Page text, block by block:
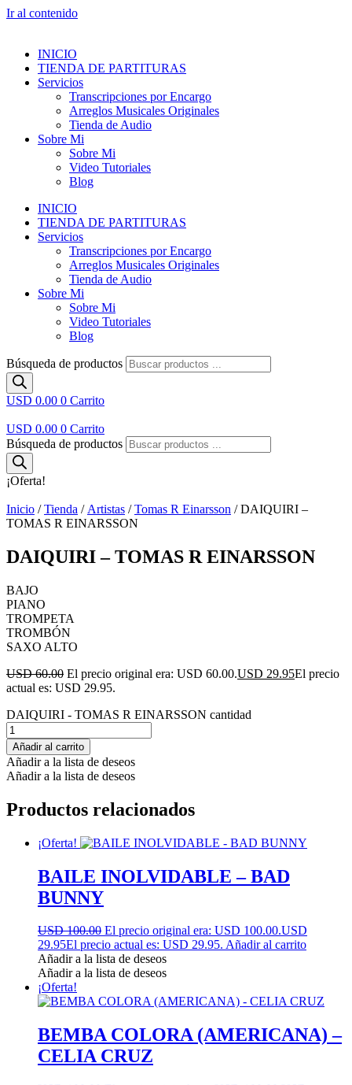
Ir al contenido
INICIO
TIENDA DE PARTITURAS
Servicios
Transcripciones por Encargo
Arreglos Musicales Originales
Tienda de Audio
Sobre Mi
Sobre Mi
Video Tutoriales
Blog
INICIO
TIENDA DE PARTITURAS
Servicios
Transcripciones por Encargo
Arreglos Musicales Originales
Tienda de Audio
Sobre Mi
Sobre Mi
Video Tutoriales
Blog
Búsqueda de productos
USD 0.00 0 Carrito
USD 0.00 0 Carrito
Búsqueda de productos
¡Oferta!
Inicio /Tienda / Artistas /Tomas R Einarsson / DAIQUIRI –
TOMAS R EINARSSON
DAIQUIRI – TOMAS R EINARSSON
BAJO
PIANO
TROMPETA
TROMBÓN
SAXO ALTO
USD 60.00 El precio original era: USD 60.00.USD 29.95El precio
actual es: USD 29.95.
DAIQUIRI - TOMAS R EINARSSON cantidad
Añadir al carrito
Añadir a la lista de deseos
Añadir a la lista de deseos
Productos relacionados
¡Oferta!
BAILE INOLVIDABLE – BAD
BUNNY
USD 100.00 El precio original era: USD 100.00.USD
29.95El precio actual es: USD 29.95. Añadir al carrito
Añadir a la lista de deseos
Añadir a la lista de deseos
¡Oferta!
BEMBA COLORA (AMERICANA) –
CELIA CRUZ